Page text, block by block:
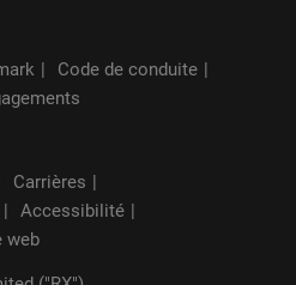
Code de conduite
Carrières
Accessibilité
web